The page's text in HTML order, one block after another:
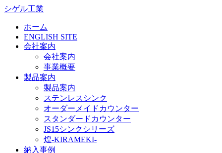
シゲル工業
ホーム
ENGLISH SITE
会社案内
会社案内
事業概要
製品案内
製品案内
ステンレスシンク
オーダーメイドカウンター
スタンダードカウンター
JS15シンクシリーズ
煌-KIRAMEKI-
納入事例